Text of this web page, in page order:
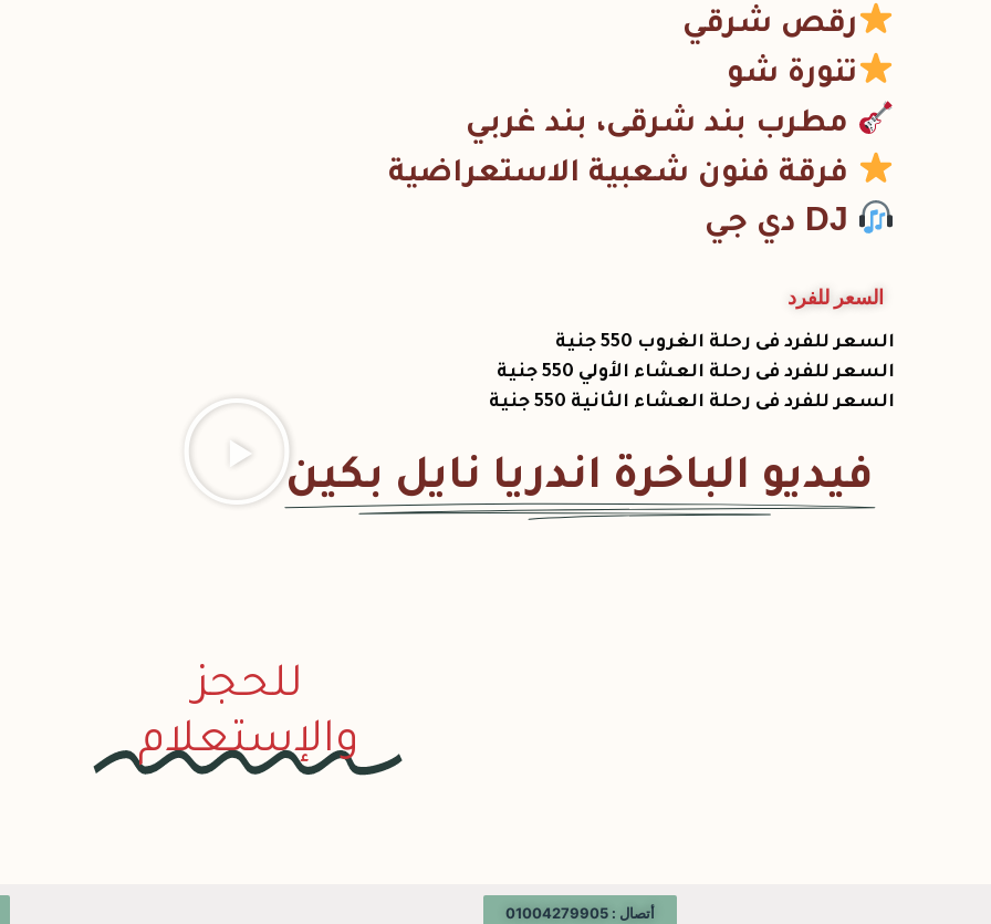
رقص شرقي
تنورة شو
مطرب بند شرقى، بند غربي
فرقة فنون شعبية الاستعراضية
السعر للفرد
السعر للفرد فى رحلة الغروب 550 جنية
السعر للفرد فى رحلة العشاء الأولي 550 جنية
السعر للفرد فى رحلة العشاء الثانية 550 جنية
فيديو الباخرة اندريا نايل بكين
للحجز
والإستعلام
أتصال : 01004279905